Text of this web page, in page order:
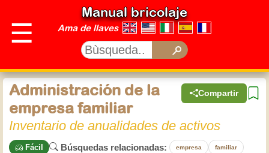
☰
Manual bricolaje
Ama de llaves
Compartir
Administración de la
empresa familiar
Inventario de anualidades de activos
Fácil Búsquedas relacionadas: empresa familiar